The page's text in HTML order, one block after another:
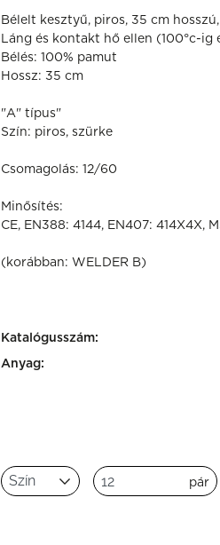
Bélelt kesztyű, piros, 35 cm
Láng és kontakt hő ellen (100°c-ig
Bélés: 100% pamut
Hossz: 35 cm
"A" típus"
Szín: piros, szürke
Csomagolás: 12/60
Minősítés:
CE, EN388: 4144, EN407: 414X4X,
(korábban: WELDER B)
Katalógusszám:
Anyag:
pár